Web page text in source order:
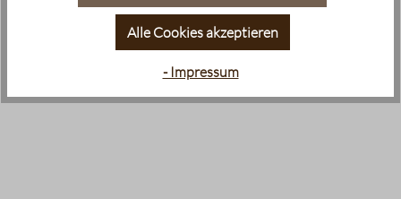
Alle Cookies akzeptieren
- Impressum